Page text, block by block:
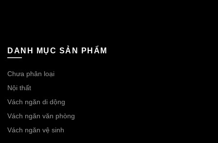
DANH MỤC SẢN PHẨM
Chưa phân loại
Nội thất
Vách ngăn di dộng
Vách ngăn văn phòng
Vách ngăn vệ sinh